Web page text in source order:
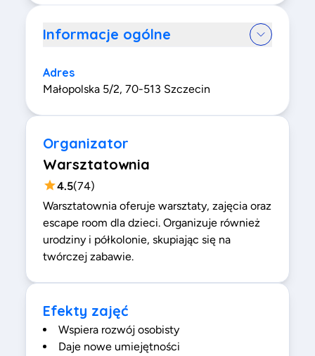
Informacje ogólne
Adres
Małopolska 5/2, 70-513 Szczecin
Organizator
Warsztatownia
4.5(74)
Warsztatownia oferuje warsztaty, zajęcia oraz
escape room dla dzieci. Organizuje również
urodziny i półkolonie, skupiając się na
twórczej zabawie.
Efekty zajęć
Wspiera rozwój osobisty
Daje nowe umiejętności